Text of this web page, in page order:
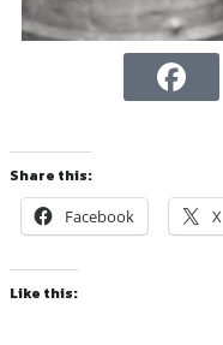
Share this:
Facebook
X
Like this: